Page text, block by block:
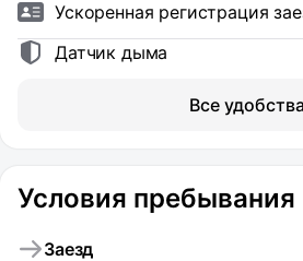
Ускоренная регистрация
Датчик дыма
Все удобства
Условия пребывания
Заезд